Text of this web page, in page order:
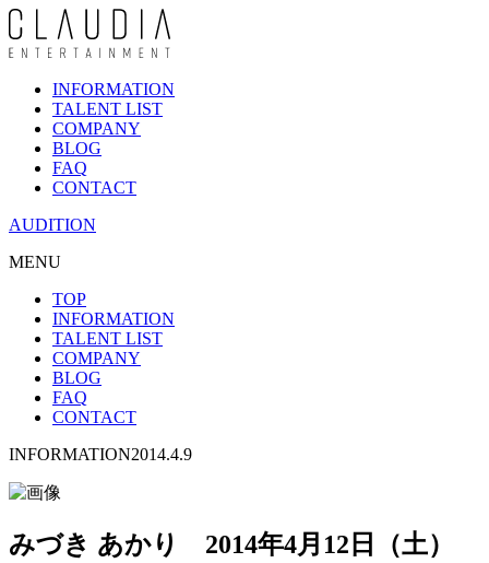
INFORMATION
TALENT LIST
COMPANY
BLOG
FAQ
CONTACT
AUDITION
MENU
TOP
INFORMATION
TALENT LIST
COMPANY
BLOG
FAQ
CONTACT
INFORMATION2014.4.9
みづき あかり 2014年4月12日（土）